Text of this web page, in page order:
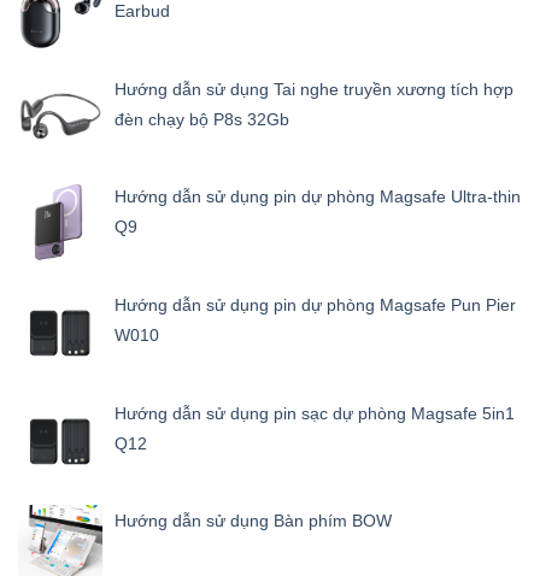
Earbud
Hướng dẫn sử dụng Tai nghe truyền xương tích hợp
đèn chạy bộ P8s 32Gb
Hướng dẫn sử dụng pin dự phòng Magsafe Ultra-thin
Q9
Hướng dẫn sử dụng pin dự phòng Magsafe Pun Pier
W010
Hướng dẫn sử dụng pin sạc dự phòng Magsafe 5in1
Q12
Hướng dẫn sử dụng Bàn phím BOW